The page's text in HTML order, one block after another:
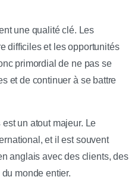
une qualité clé. Les
difficiles et les opportunités
primordial de ne pas se
et de continuer à se battre
est un atout majeur. Le
et il est souvent
anglais avec des clients, des
monde entier.